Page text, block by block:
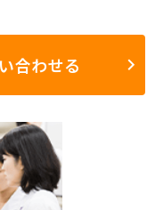
合わせる